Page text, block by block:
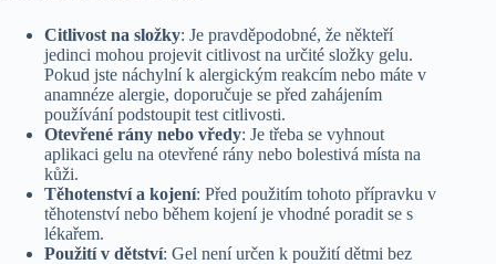
Citlivost na složky: Je pravděpodobné, že někteří
jedinci mohou projevit citlivost na určité složky gelu.
Pokud jste náchylní k alergickým reakcím nebo máte v
anamnéze alergie, doporučuje se před zahájením
používání podstoupit test citlivosti.
Otevřené rány nebo vředy: Je třeba se vyhnout
aplikaci gelu na otevřené rány nebo bolestivá místa na
kůži.
Těhotenství a kojení: Před použitím tohoto přípravku v
těhotenství nebo během kojení je vhodné poradit se s
lékařem.
Použití v dětství: Gel není určen k použití dětmi bez